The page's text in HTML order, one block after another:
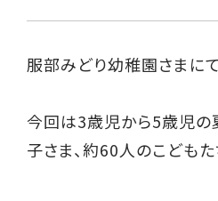
服部みどり幼稚園さまに
今回は3歳児から5歳児の
子さま、約60人のこども